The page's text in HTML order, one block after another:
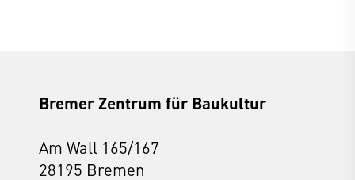
Bremer Zentrum für Baukultur
Am Wall 165/167
28195 Bremen